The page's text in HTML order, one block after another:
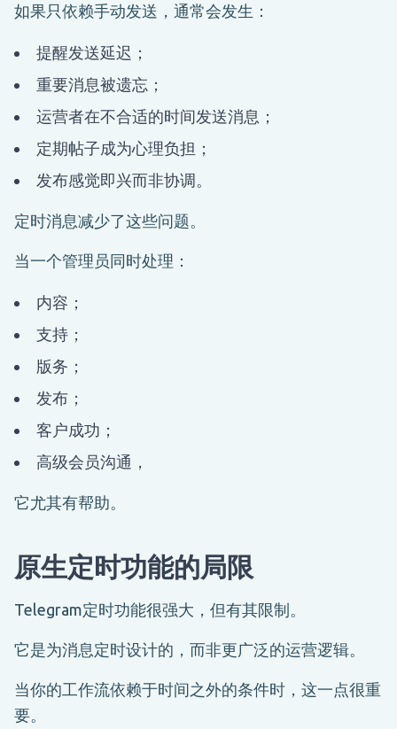
如果只依赖手动发送，通常会发生：
提醒发送延迟；
重要消息被遗忘；
运营者在不合适的时间发送消息；
定期帖子成为心理负担；
发布感觉即兴而非协调。
定时消息减少了这些问题。
当一个管理员同时处理：
内容；
支持；
版务；
发布；
客户成功；
高级会员沟通，
它尤其有帮助。
原生定时功能的局限
Telegram定时功能很强大，但有其限制。
它是为消息定时设计的，而非更广泛的运营逻辑。
当你的工作流依赖于时间之外的条件时，这一点很重
要。